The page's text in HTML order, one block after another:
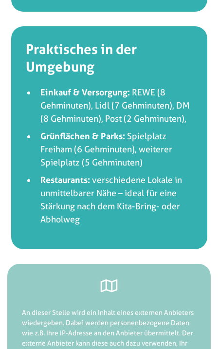
Praktisches in der
Umgebung
Einkauf & Versorgung: REWE (8
Gehminuten), Lidl (7 Gehminuten), DM
(8 Gehminuten), Post (2 Gehminuten),
Grünflächen & Parks: Spielplatz
Freiham (6 Gehminuten), weiterer
Spielplatz (5 Gehminuten)
Restaurants: verschiedene Lokale in
unmittelbarer Nähe – ideal für eine
Stärkung nach dem Kita-Bring- oder
Abholweg
An dieser Stelle wird ein Inhalt eines externen Anbieters
wiedergeben. Dabei werden personenbezogene Daten
wie z.B. Ihre IP-Adresse an den Anbieter übermittelt. Der
externe Anbieter kann diese auch dazu verwenden, Ihr